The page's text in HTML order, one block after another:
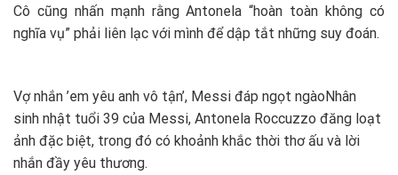
Cô cũng nhấn mạnh rằng Antonela “hoàn toàn không có
nghĩa vụ” phải liên lạc với mình để dập tắt những suy đoán.
Vợ nhắn ’em yêu anh vô tận’, Messi đáp ngọt ngàoNhân
sinh nhật tuổi 39 của Messi, Antonela Roccuzzo đăng loạt
ảnh đặc biệt, trong đó có khoảnh khắc thời thơ ấu và lời
nhắn đầy yêu thương.